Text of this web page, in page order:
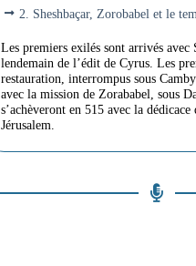
2. Sheshbaçar, Zorobabel et le
Les premiers exilés sont arrivés avec
lendemain de l’édit de Cyrus. Les
restauration, interrompus sous
avec la mission de Zorababel, sous
s’achèveront en 515 avec la
Jérusalem.